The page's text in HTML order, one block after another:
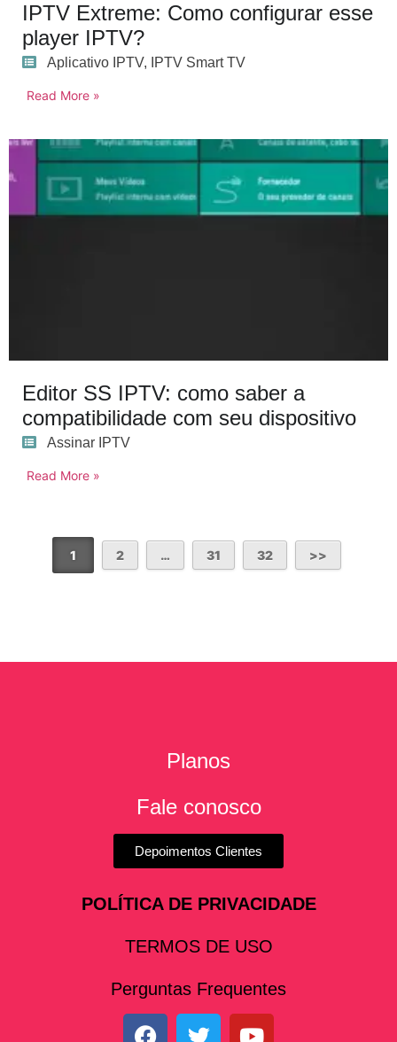
IPTV Extreme: Como configurar esse
player IPTV?
Aplicativo IPTV, IPTV Smart TV
Read More »
Editor SS IPTV: como saber a
compatibilidade com seu dispositivo
Assinar IPTV
Read More »
1 2 … 31 32
Planos
Fale conosco
Depoimentos Clientes
POLÍTICA DE PRIVACIDADE
TERMOS DE USO
Perguntas Frequentes